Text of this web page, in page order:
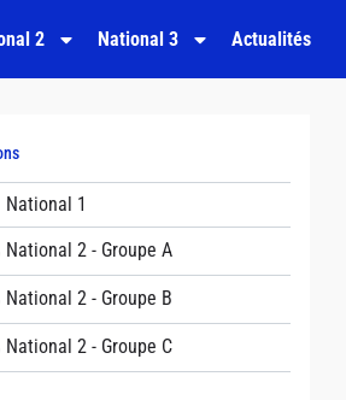
2 National 3 Actualités
National 1
National 2 - Groupe A
National 2 - Groupe B
National 2 - Groupe C